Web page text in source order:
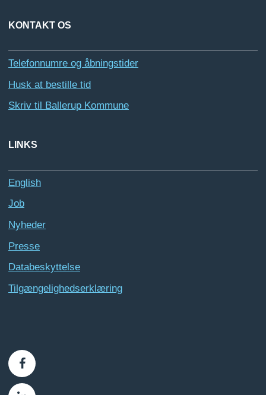
KONTAKT OS
Telefonnumre og åbningstider
Husk at bestille tid
Skriv til Ballerup Kommune
LINKS
English
Job
Nyheder
Presse
Databeskyttelse
Tilgængelighedserklæring